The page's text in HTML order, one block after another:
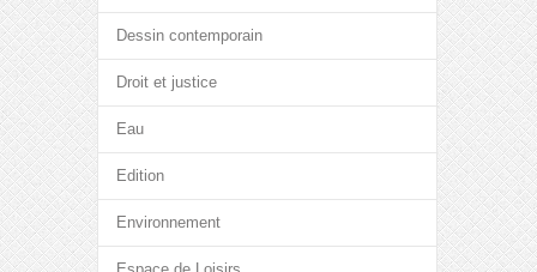
Dessin contemporain
Droit et justice
Eau
Edition
Environnement